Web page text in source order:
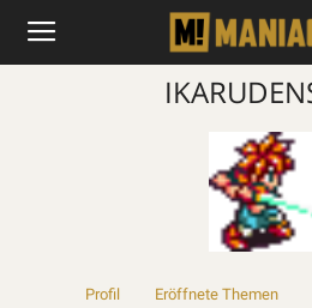
Profil Eröffnete Themen